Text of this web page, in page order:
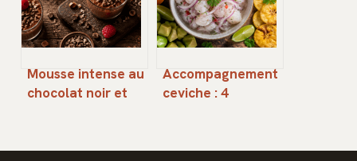
Mousse intense au
chocolat noir et
Accompagnement
ceviche : 4
sublimer votre